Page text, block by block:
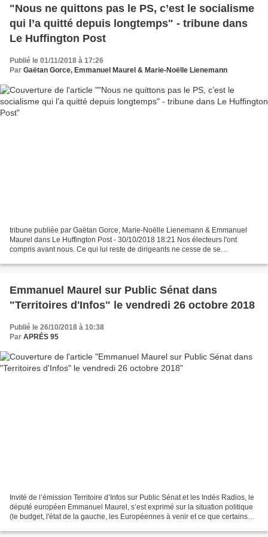
"Nous ne quittons pas le PS, c’est le socialisme
qui l’a quitté depuis longtemps" - tribune dans
Le Huffington Post
Publié le 01/11/2018 à 17:26
Par Gaëtan Gorce, Emmanuel Maurel & Marie-Noëlle Lienemann
tribune publiée par Gaëtan Gorce, Marie-Noëlle Lienemann & Emmanuel
Maurel dans Le Huffington Post - 30/10/2018 18:21 Nos électeurs l'ont
compris avant nous. Ce qui lui reste de dirigeants ne cesse de se
Emmanuel Maurel sur Public Sénat dans
"Territoires d'Infos" le vendredi 26 octobre 2018
Publié le 26/10/2018 à 10:38
Par APRÉS 95
Invité de l’émission Territoire d’Infos sur Public Sénat et les Indés Radios, le
député européen Emmanuel Maurel, s’est exprimé sur la situation politique
(le budget, l'état de la gauche, les Européennes à venir et ce que certains